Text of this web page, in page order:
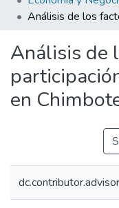
All of DSpace
Análisis de
en
dc.contributor.advisor